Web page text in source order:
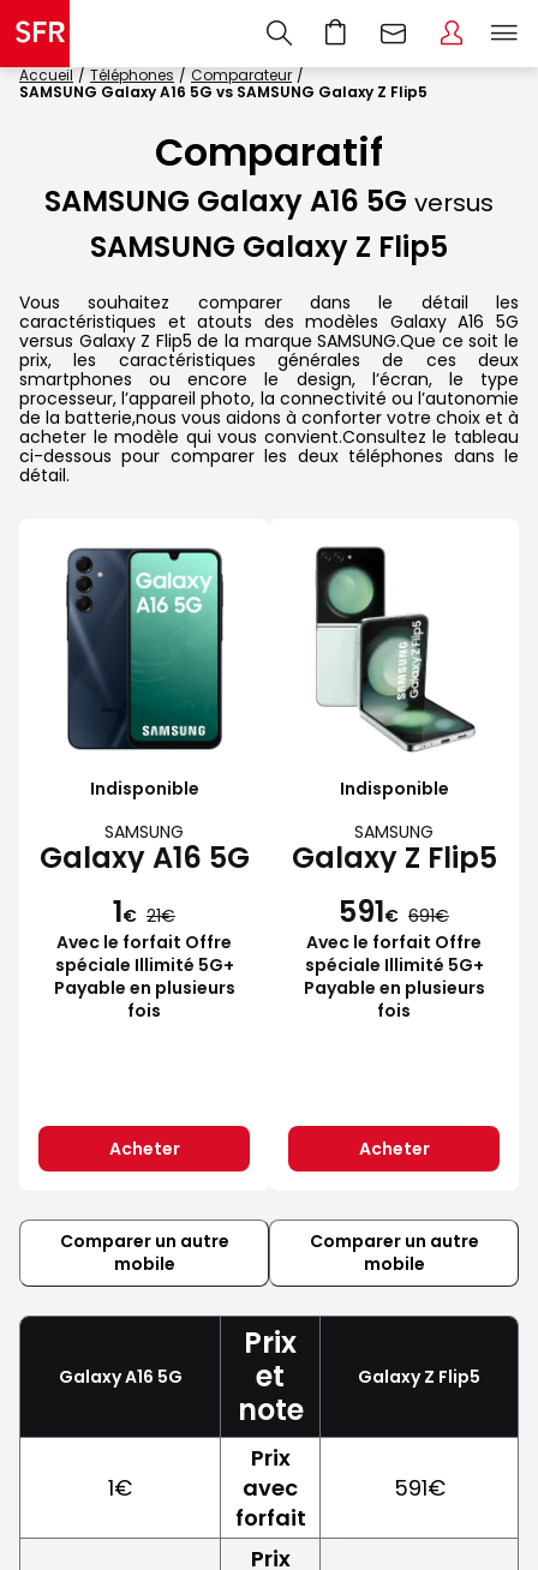
Accueil Téléphones
Comparateur
SAMSUNG Galaxy A16 5G vs SAMSUNG Galaxy Z Flip5
Comparatif
SAMSUNG Galaxy A16 5G versus
SAMSUNG Galaxy Z Flip5
Vous souhaitez comparer dans le détail les
caractéristiques et atouts des modèles Galaxy A16 5G
versus Galaxy Z Flip5 de la marque SAMSUNG.Que ce soit le
prix, les caractéristiques générales de ces deux
smartphones ou encore le design, l’écran, le type
processeur, l’appareil photo, la connectivité ou l’autonomie
de la batterie,nous vous aidons à conforter votre choix et à
acheter le modèle qui vous convient.Consultez le tableau
ci-dessous pour comparer les deux téléphones dans le
détail.
Indisponible
SAMSUNG
Galaxy A16 5G
1€ 21
Avec le forfait Offre
spéciale Illimité 5G+
Payable en plusieurs
fois
Acheter
Indisponible
SAMSUNG
Galaxy Z Flip5
591€ 691
Avec le forfait Offre
spéciale Illimité 5G+
Payable en plusieurs
fois
Acheter
Comparer un autre
mobile
Comparer un autre
mobile
Galaxy A16 5G
Prix
et
note
Galaxy Z Flip5
1€
Prix
avec
forfait
591€
Prix